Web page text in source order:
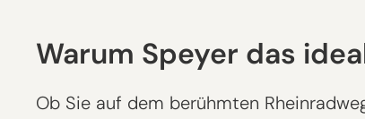
Warum Speyer das
Ob Sie auf dem berühmten